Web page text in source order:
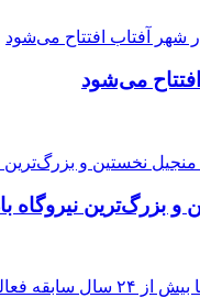
می‌شود
بزرگ‌ترین نیروگاه